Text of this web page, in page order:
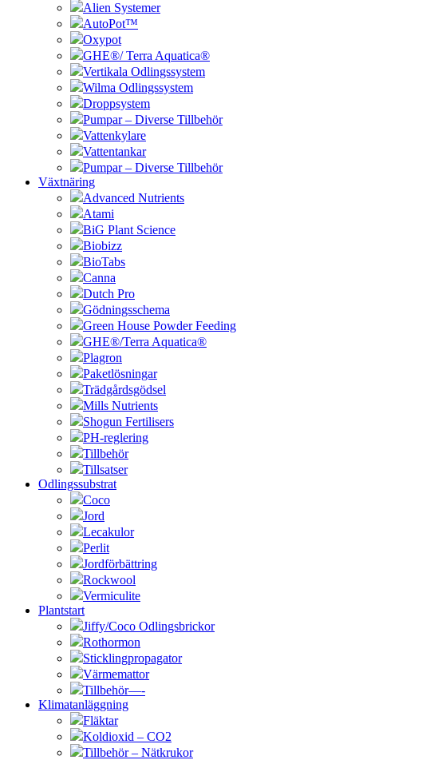
Alien Systemer
AutoPot™
Oxypot
GHE®/ Terra Aquatica®
Vertikala Odlingssystem
Wilma Odlingssystem
Droppsystem
Pumpar – Diverse Tillbehör
Vattenkylare
Vattentankar
Pumpar – Diverse Tillbehör
Växtnäring
Advanced Nutrients
Atami
BiG Plant Science
Biobizz
BioTabs
Canna
Dutch Pro
Gödningsschema
Green House Powder Feeding
GHE®/Terra Aquatica®
Plagron
Paketlösningar
Trädgårdsgödsel
Mills Nutrients
Shogun Fertilisers
PH-reglering
Tillbehör
Tillsatser
Odlingssubstrat
Coco
Jord
Lecakulor
Perlit
Jordförbättring
Rockwool
Vermiculite
Plantstart
Jiffy/Coco Odlingsbrickor
Rothormon
Sticklingpropagator
Värmemattor
Tillbehör—-
Klimatanläggning
Fläktar
Koldioxid – CO2
Tillbehör – Nätkrukor